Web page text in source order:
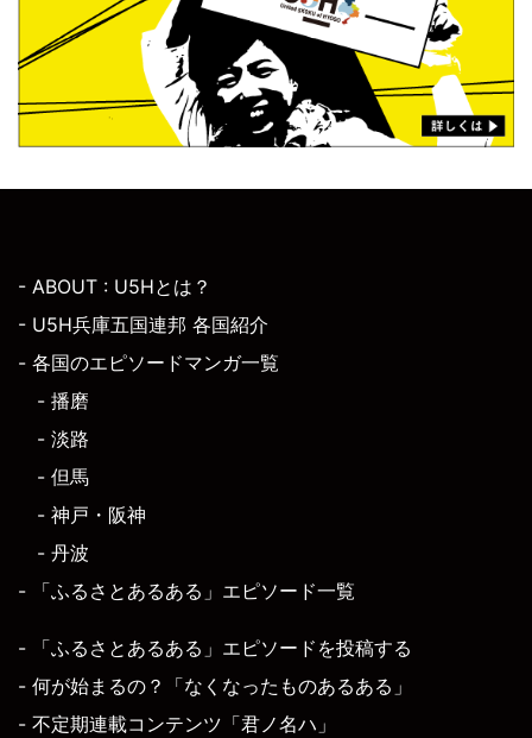
- ABOUT : U5Hとは？
- U5H兵庫五国連邦 各国紹介
- 各国のエピソードマンガ一覧
- 播磨
- 淡路
- 但馬
- 神戸・阪神
- 丹波
- 「ふるさとあるある」エピソード一覧
- 「ふるさとあるある」エピソードを投稿する
- 何が始まるの？「なくなったものあるある」
- 不定期連載コンテンツ「君ノ名ハ」